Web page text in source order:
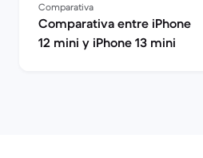
Comparativa
Comparativa entre iPhone
12 mini y iPhone 13 mini